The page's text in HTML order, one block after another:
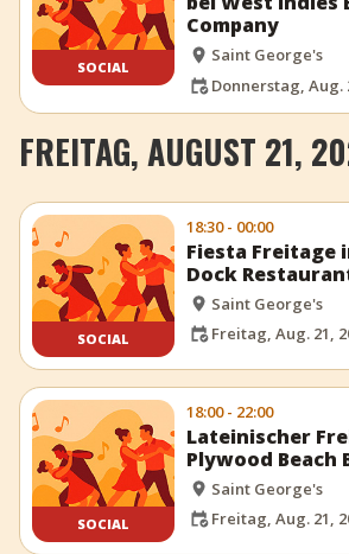
SOCIAL
Company
Saint George's
Donnerstag, Aug.
FREITAG, AUGUST 21,
SOCIAL
18:30 - 00:00
Fiesta Freitage
Dock
Saint George's
Freitag, Aug. 21,
SOCIAL
18:00 - 22:00
Lateinischer
Plywood Beach
Saint George's
Freitag, Aug. 21,